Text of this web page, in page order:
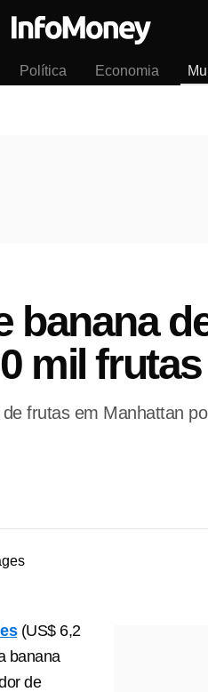
Política Economia
mil
frutas em Manhattan
(US$ 6,2
banana
de